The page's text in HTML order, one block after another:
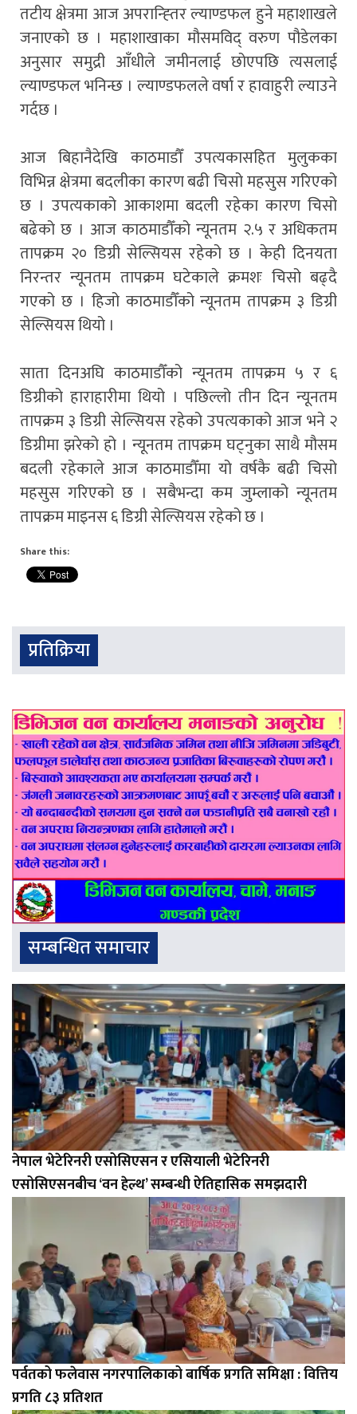
तटीय क्षेत्रमा आज अपरान्ह्तिर ल्याण्डफल हुने महाशाखले
जनाएको छ । महाशाखाका मौसमविद् वरुण पौडेलका
अनुसार समुद्री आँधीले जमीनलाई छोएपछि त्यसलाई
ल्याण्डफल भनिन्छ । ल्याण्डफलले वर्षा र हावाहुरी ल्याउने
गर्दछ ।
आज बिहानैदेखि काठमाडौँ उपत्यकासहित मुलुकका
विभिन्न क्षेत्रमा बदलीका कारण बढी चिसो महसुस गरिएको
छ । उपत्यकाको आकाशमा बदली रहेका कारण चिसो
बढेको छ । आज काठमाडौँको न्यूनतम २.५ र अधिकतम
तापक्रम २० डिग्री सेल्सियस रहेको छ । केही दिनयता
निरन्तर न्यूनतम तापक्रम घटेकाले क्रमशः चिसो बढ्दै
गएको छ । हिजो काठमाडौँको न्यूनतम तापक्रम ३ डिग्री
सेल्सियस थियो ।
साता दिनअघि काठमाडौँको न्यूनतम तापक्रम ५ र ६
डिग्रीको हाराहारीमा थियो । पछिल्लो तीन दिन न्यूनतम
तापक्रम ३ डिग्री सेल्सियस रहेको उपत्यकाको आज भने २
डिग्रीमा झरेको हो । न्यूनतम तापक्रम घट्नुका साथै मौसम
बदली रहेकाले आज काठमाडौँमा यो वर्षकै बढी चिसो
महसुस गरिएको छ । सबैभन्दा कम जुम्लाको न्यूनतम
तापक्रम माइनस ६ डिग्री सेल्सियस रहेको छ ।
Share this:
प्रतिक्रिया
सम्बन्धित समाचार
नेपाल भेटेरिनरी एसोसिएसन र एसियाली भेटेरिनरी
एसोसिएसनबीच ‘वन हेल्थ’ सम्बन्धी ऐतिहासिक समझदारी
पर्वतको फलेवास नगरपालिकाको बार्षिक प्रगति समिक्षा : वित्तिय
प्रगति ८३ प्रतिशत